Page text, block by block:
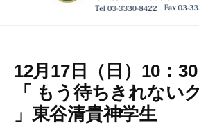
12月17日（日）10
「 もう待ちきれない
」東谷清貴神学生